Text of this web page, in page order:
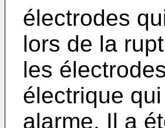
électrodes
lors de la
les
électrique
alarme. Il a